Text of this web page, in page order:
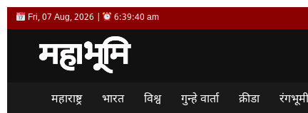
Skip
to
Fri, 07 Aug, 2026 | 6:39:41 am
महाराष्ट्र भारत विश्व गुन्हे वार्ता क्रीडा रंगभूमी